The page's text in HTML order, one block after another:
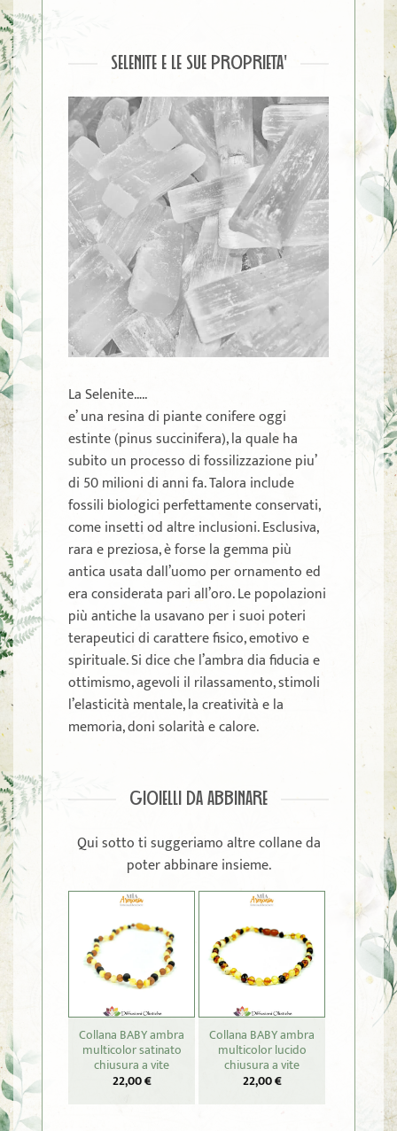
SELENITE E LE SUE PROPRIETA'
La Selenite…..
e’ una resina di piante conifere oggi
estinte (pinus succinifera), la quale ha
subito un processo di fossilizzazione piu’
di 50 milioni di anni fa. Talora include
fossili biologici perfettamente conservati,
come insetti od altre inclusioni. Esclusiva,
rara e preziosa, è forse la gemma più
antica usata dall’uomo per ornamento ed
era considerata pari all’oro. Le popolazioni
più antiche la usavano per i suoi poteri
terapeutici di carattere fisico, emotivo e
spirituale. Si dice che l’ambra dia fiducia e
ottimismo, agevoli il rilassamento, stimoli
l’elasticità mentale, la creatività e la
memoria, doni solarità e calore.
GIOIELLI DA ABBINARE
Qui sotto ti suggeriamo altre collane da
poter abbinare insieme.
Collana BABY ambra
multicolor satinato
chiusura a vite
22,00€
Collana BABY ambra
multicolor lucido
chiusura a vite
22,00€
cognac